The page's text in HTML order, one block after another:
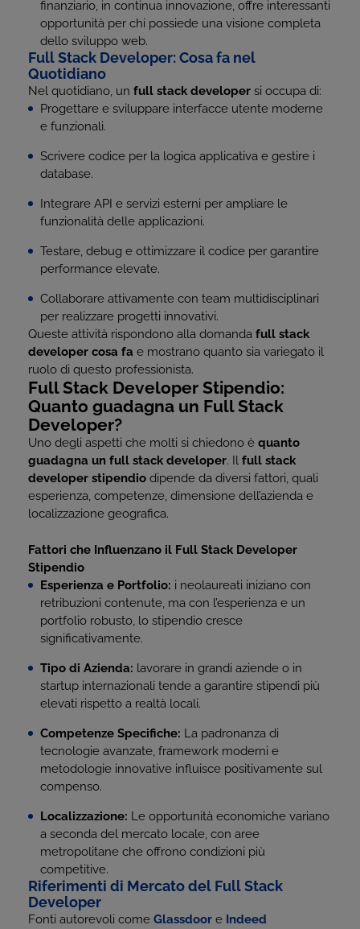
finanziario, in continua innovazione, offre interessanti
opportunità per chi possiede una visione completa
dello sviluppo web.
Full Stack Developer: Cosa fa nel
Quotidiano
Nel quotidiano, un full stack developer si occupa di:
Progettare e sviluppare interfacce utente moderne
e funzionali.
Scrivere codice per la logica applicativa e gestire i
database.
Integrare API e servizi esterni per ampliare le
funzionalità delle applicazioni.
Testare, debug e ottimizzare il codice per garantire
performance elevate.
Collaborare attivamente con team multidisciplinari
per realizzare progetti innovativi.
Queste attività rispondono alla domanda full stack
developer cosa fa e mostrano quanto sia variegato il
ruolo di questo professionista.
Full Stack Developer Stipendio:
Quanto guadagna un Full Stack
Developer?
Uno degli aspetti che molti si chiedono è quanto
guadagna un full stack developer. Il full stack
developer stipendio dipende da diversi fattori, quali
esperienza, competenze, dimensione dell’azienda e
localizzazione geografica.
Fattori che Influenzano il Full Stack Developer
Stipendio
Esperienza e Portfolio: i neolaureati iniziano con
retribuzioni contenute, ma con l’esperienza e un
portfolio robusto, lo stipendio cresce
significativamente.
Tipo di Azienda: lavorare in grandi aziende o in
startup internazionali tende a garantire stipendi più
elevati rispetto a realtà locali.
Competenze Specifiche: La padronanza di
tecnologie avanzate, framework moderni e
metodologie innovative influisce positivamente sul
compenso.
Localizzazione: Le opportunità economiche variano
a seconda del mercato locale, con aree
metropolitane che offrono condizioni più
competitive.
Riferimenti di Mercato del Full Stack
Developer
Fonti autorevoli come Glassdoor e Indeed